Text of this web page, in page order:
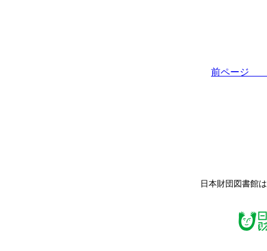
前ペー
日本財団図書館